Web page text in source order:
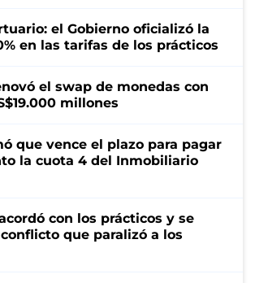
el Gobierno oficializó la
en las tarifas de los prácticos
el swap de monedas con
millones
que vence el plazo para pagar
la cuota 4 del Inmobiliario
con los prácticos y se
que paralizó a los